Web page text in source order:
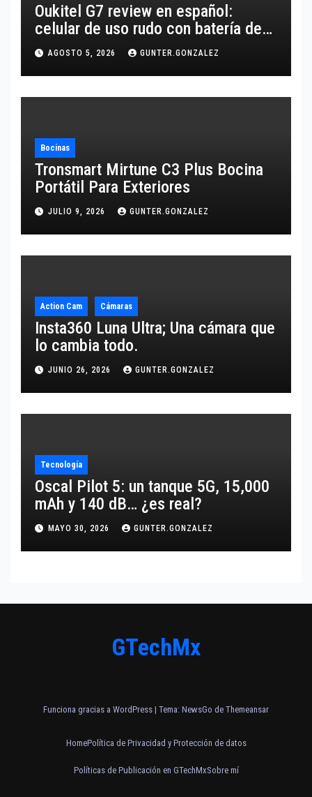
Oukitel G7 review en español:
celular de uso rudo con batería de
10,600 mAh
AGOSTO 5, 2026 GUNTER.GONZALEZ
Bocinas
Tronsmart Mirtune C3 Plus Bocina
Portátil Para Exteriores
JULIO 9, 2026 GUNTER.GONZALEZ
Action Cam Cámaras
Insta360 Luna Ultra; Una cámara que
lo cambia todo.
JUNIO 26, 2026 GUNTER.GONZALEZ
Tecnología
Oscal Pilot 5: un tanque 5G, 15,000
mAh y 140 dB… ¿es real?
MAYO 30, 2026 GUNTER.GONZALEZ
GTechMx
Funciona gracias a WordPress | Tema: NewsGo de Themeansar
HomePolítica de Privacidad y Protección de datos
Políticas de Publicación en GTechMxSobre mí